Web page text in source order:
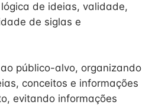
de ideias, validade,
de siglas e
público-alvo, organizando
conceitos e informações
evitando informações